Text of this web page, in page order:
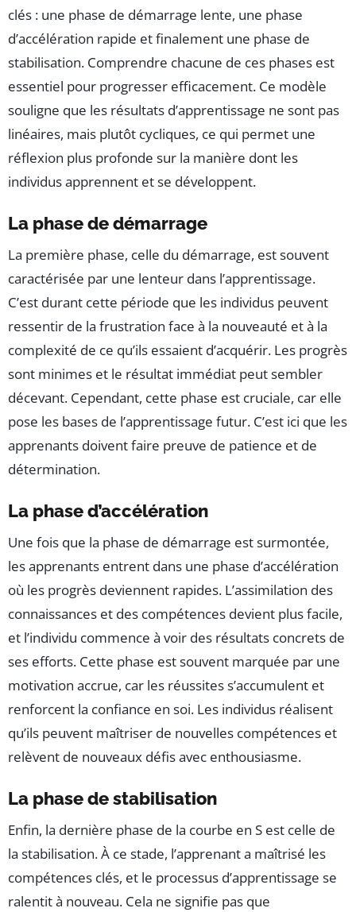
clés : une phase de démarrage lente, une phase
d’accélération rapide et finalement une phase de
stabilisation. Comprendre chacune de ces phases est
essentiel pour progresser efficacement. Ce modèle
souligne que les résultats d’apprentissage ne sont pas
linéaires, mais plutôt cycliques, ce qui permet une
réflexion plus profonde sur la manière dont les
individus apprennent et se développent.
La phase de démarrage
La première phase, celle du démarrage, est souvent
caractérisée par une lenteur dans l’apprentissage.
C’est durant cette période que les individus peuvent
ressentir de la frustration face à la nouveauté et à la
complexité de ce qu’ils essaient d’acquérir. Les progrès
sont minimes et le résultat immédiat peut sembler
décevant. Cependant, cette phase est cruciale, car elle
pose les bases de l’apprentissage futur. C’est ici que les
apprenants doivent faire preuve de patience et de
détermination.
La phase d’accélération
Une fois que la phase de démarrage est surmontée,
les apprenants entrent dans une phase d’accélération
où les progrès deviennent rapides. L’assimilation des
connaissances et des compétences devient plus facile,
et l’individu commence à voir des résultats concrets de
ses efforts. Cette phase est souvent marquée par une
motivation accrue, car les réussites s’accumulent et
renforcent la confiance en soi. Les individus réalisent
qu’ils peuvent maîtriser de nouvelles compétences et
relèvent de nouveaux défis avec enthousiasme.
La phase de stabilisation
Enfin, la dernière phase de la courbe en S est celle de
la stabilisation. À ce stade, l’apprenant a maîtrisé les
compétences clés, et le processus d’apprentissage se
ralentit à nouveau. Cela ne signifie pas que